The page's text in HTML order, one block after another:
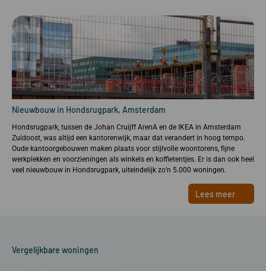
Nieuwbouw in Hondsrugpark, Amsterdam
Hondsrugpark, tussen de Johan Cruijff ArenA en de IKEA in Amsterdam
Zuidoost, was altijd een kantorenwijk, maar dat verandert in hoog tempo.
Oude kantoorgebouwen maken plaats voor stijlvolle woontorens, fijne
werkplekken en voorzieningen als winkels en koffietentjes. Er is dan ook heel
veel nieuwbouw in Hondsrugpark, uiteindelijk zo’n 5.000 woningen.
Lees meer
Vergelijkbare woningen